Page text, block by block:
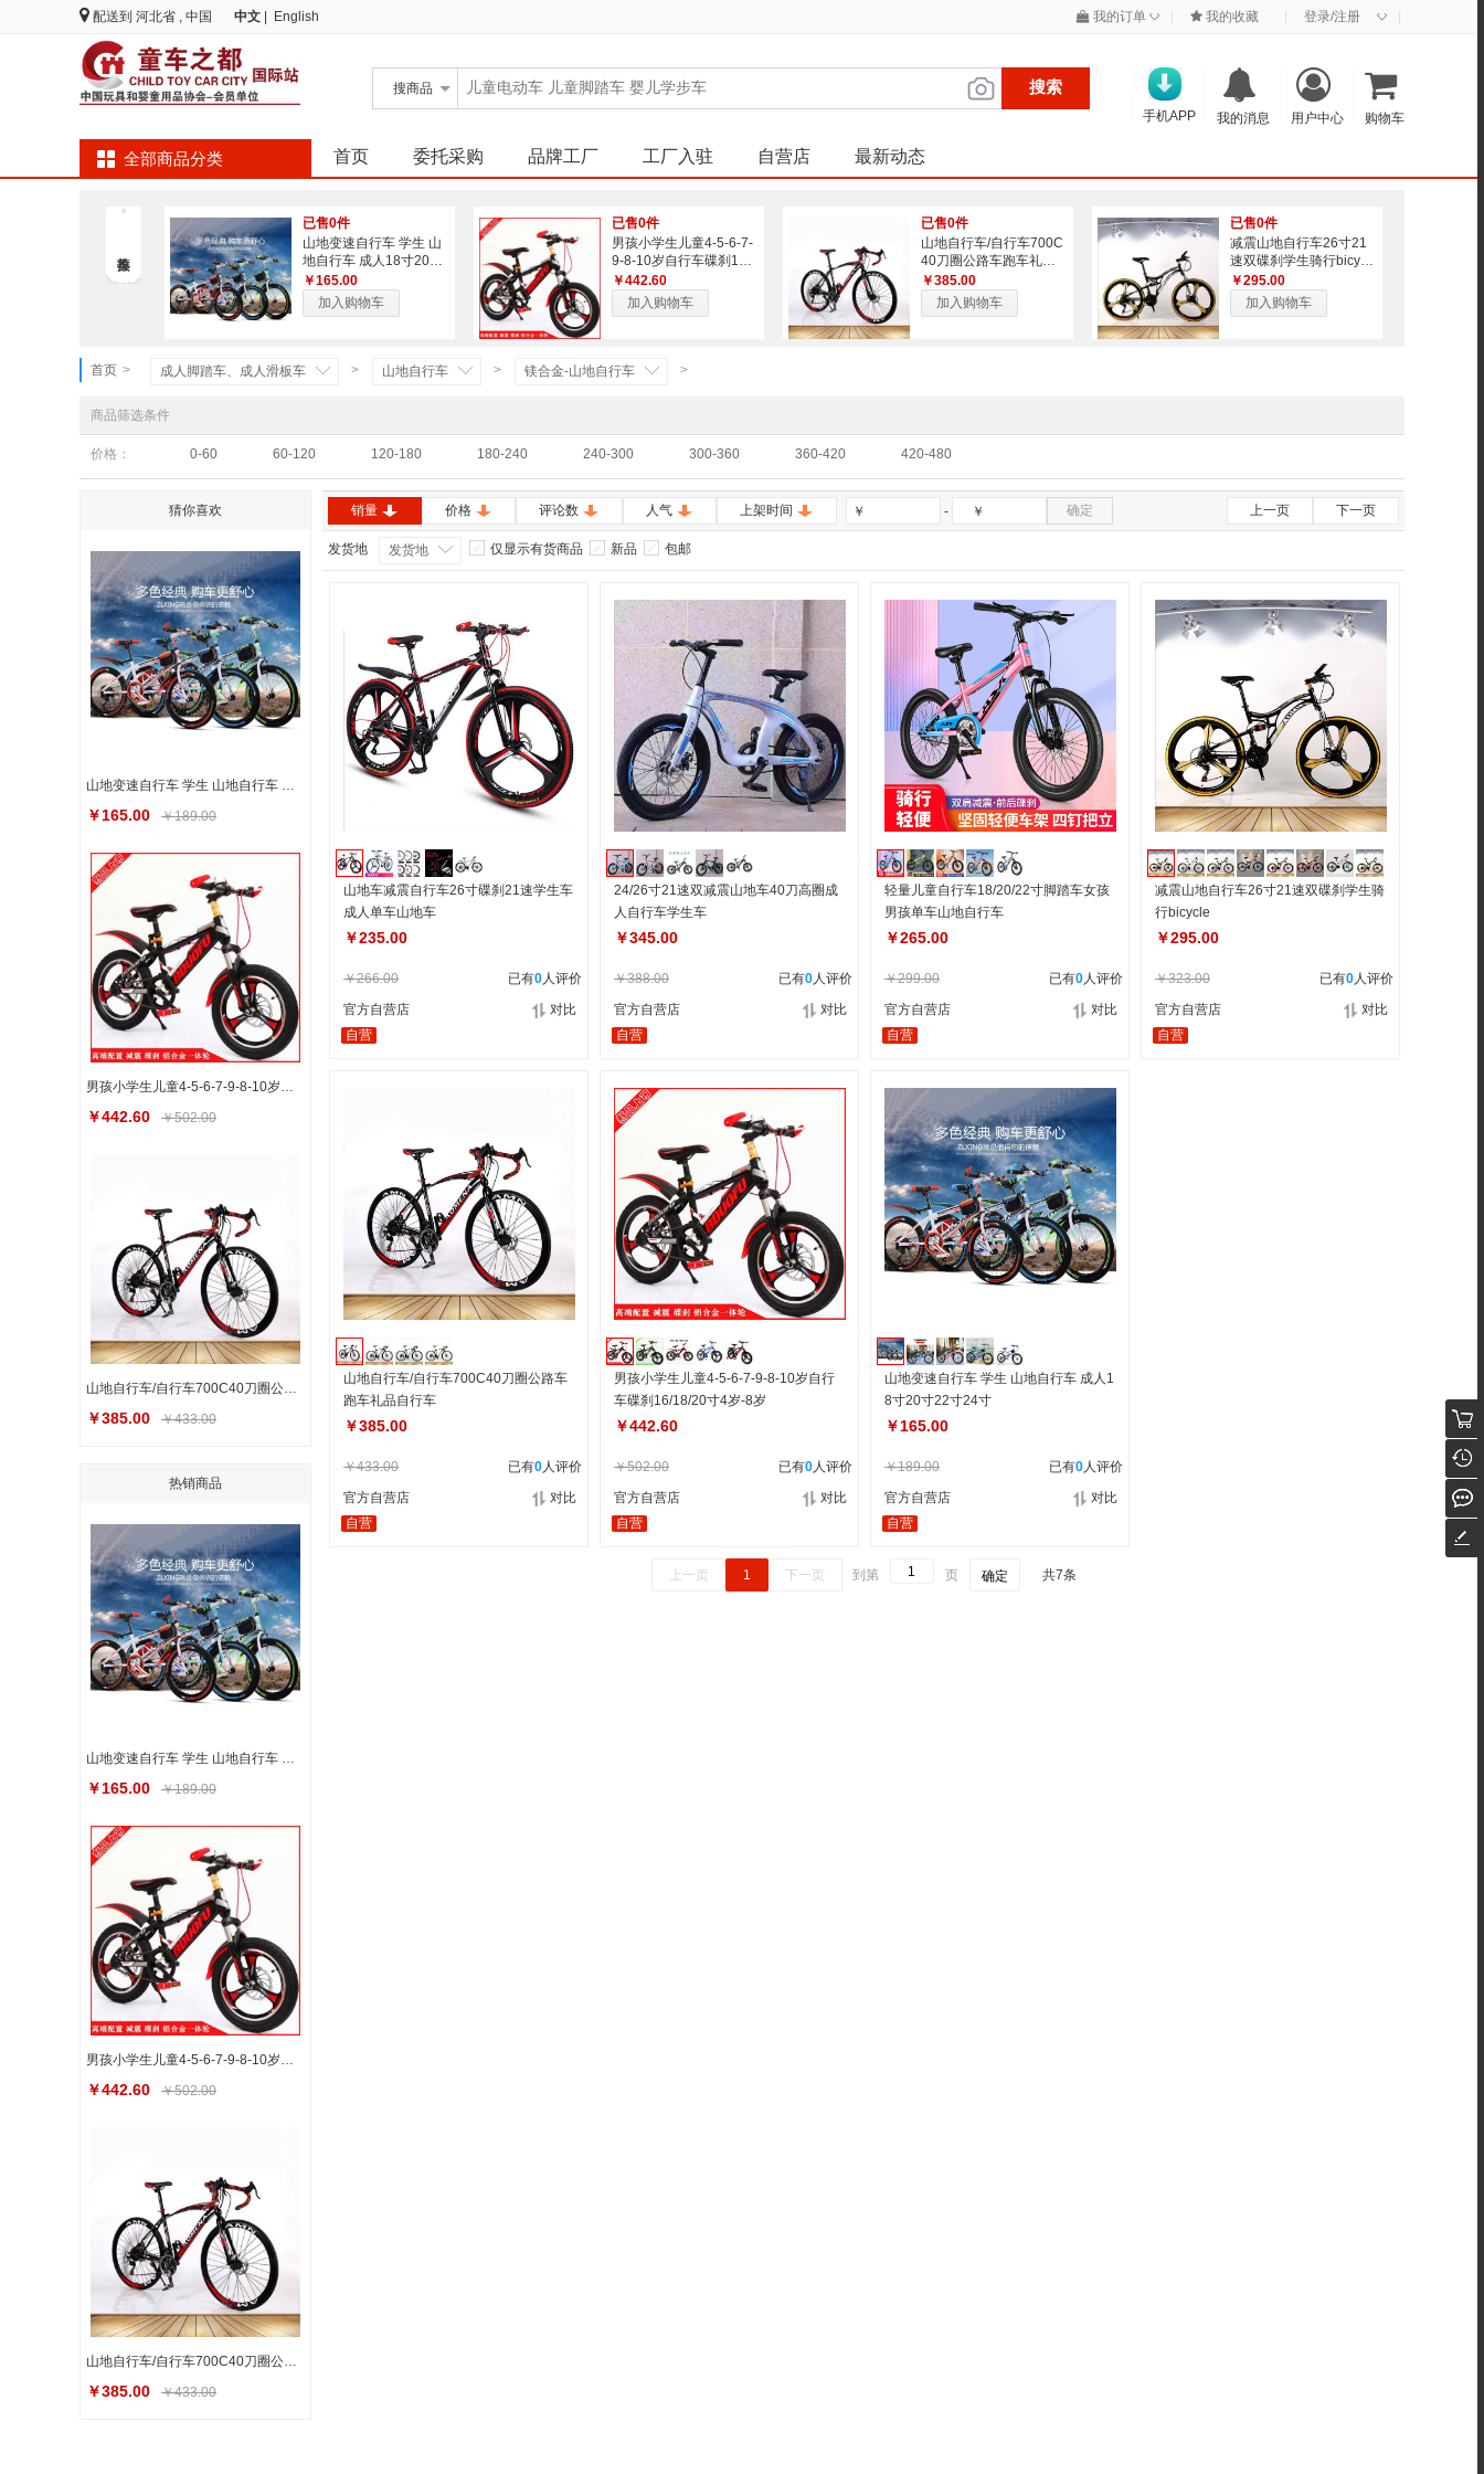
配送到 河北省 , 中国 中文 English 我的订单 ◇ 我的收藏 登录/注册 ◇
搜商品 搜索
购物车
用户中心
我的消息
手机APP
全部商品分类 首页 委托采购 品牌工厂 工厂入驻 自营店 最新动态
已售0件
山地变速自行车 学生 山
地自行车 成人18寸20寸
22寸24寸
￥165.00
加入购物车
已售0件
男孩小学生儿童4-5-6-7-
9-8-10岁自行车碟刹16/
18/20寸4岁-8岁
￥442.60
加入购物车
已售0件
山地自行车/自行车700C
40刀圈公路车跑车礼品
自行车
￥385.00
加入购物车
已售0件
减震山地自行车26寸21
速双碟刹学生骑行bicycl
e￥295.00
加入购物车
首页 > 成人脚踏车、成人滑板车 > 山地自行车 > 镁合金-山地自行车 >
商品筛选条件
价格： 0-60 60-120 120-180 180-240 240-300 300-360 360-420 420-480
猜你喜欢
山地变速自行车 学生 山地自行车 成人18寸20寸22寸24寸
￥165.00 ￥189.00
男孩小学生儿童4-5-6-7-9-8-10岁自行车碟刹16/18/20寸4岁-8岁
￥442.60 ￥502.00
山地自行车/自行车700C40刀圈公路车跑车礼品自行车
￥385.00 ￥433.00
热销商品
山地变速自行车 学生 山地自行车 成人18寸20寸22寸24寸
￥165.00 ￥189.00
男孩小学生儿童4-5-6-7-9-8-10岁自行车碟刹16/18/20寸4岁-8岁
￥442.60 ￥502.00
山地自行车/自行车700C40刀圈公路车跑车礼品自行车
￥385.00 ￥433.00
销量 价格 评论数 人气 上架时间 ￥ ￥
- 确定 上一页 下一页
发货地 发货地 仅显示有货商品 新品 包邮
山地车减震自行车26寸碟刹21速学生车
成人单车山地车
￥235.00
￥266.00 已有0人评价
官方自营店
对比
自营
24/26寸21速双减震山地车40刀高圈成
人自行车学生车
￥345.00
￥388.00 已有0人评价
官方自营店
对比
自营
轻量儿童自行车18/20/22寸脚踏车女孩
男孩单车山地自行车
￥265.00
￥299.00 已有0人评价
官方自营店
对比
自营
减震山地自行车26寸21速双碟刹学生骑
行bicycle
￥295.00
￥323.00 已有0人评价
官方自营店
对比
自营
山地自行车/自行车700C40刀圈公路车
跑车礼品自行车
￥385.00
￥433.00 已有0人评价
官方自营店
对比
自营
男孩小学生儿童4-5-6-7-9-8-10岁自行
车碟刹16/18/20寸4岁-8岁
￥442.60
￥502.00 已有0人评价
官方自营店
对比
自营
山地变速自行车 学生 山地自行车 成人1
8寸20寸22寸24寸
￥165.00
￥189.00 已有0人评价
官方自营店
对比
自营
上一页 1 下一页 到第 页 确定 共7条